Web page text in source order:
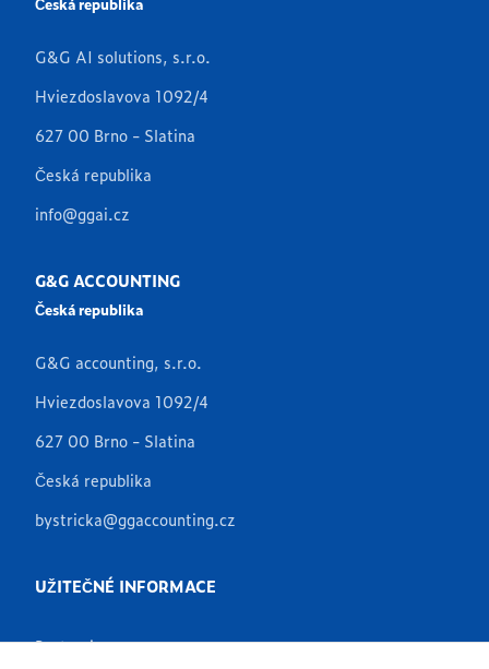
G&G AI solutions, s.r.o.
Hviezdoslavova 1092/4
627 00 Brno - Slatina
Česká republika
info@ggai.cz
G&G ACCOUNTING
Česká republika
G&G accounting, s.r.o.
Hviezdoslavova 1092/4
627 00 Brno - Slatina
Česká republika
bystricka@ggaccounting.cz
UŽITEČNÉ INFORMACE
Partneři